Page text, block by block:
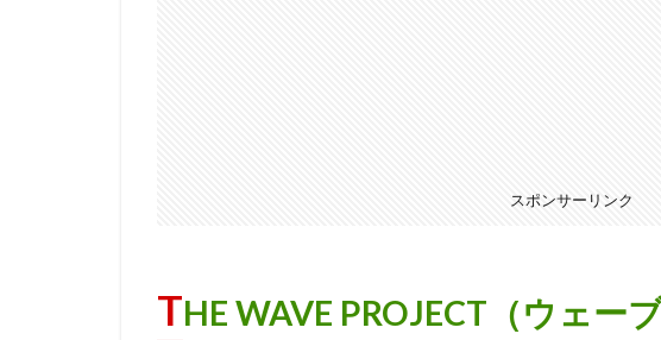
スポンサーリンク
THE WAVE PROJECT（ウェー